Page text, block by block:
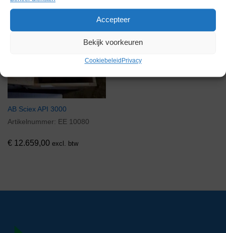
Accepteer
Bekijk voorkeuren
Cookiebeleid Privacy
AB Sciex API 3000
Artikelnummer: EE 10080
€ 12.659,00 excl. btw